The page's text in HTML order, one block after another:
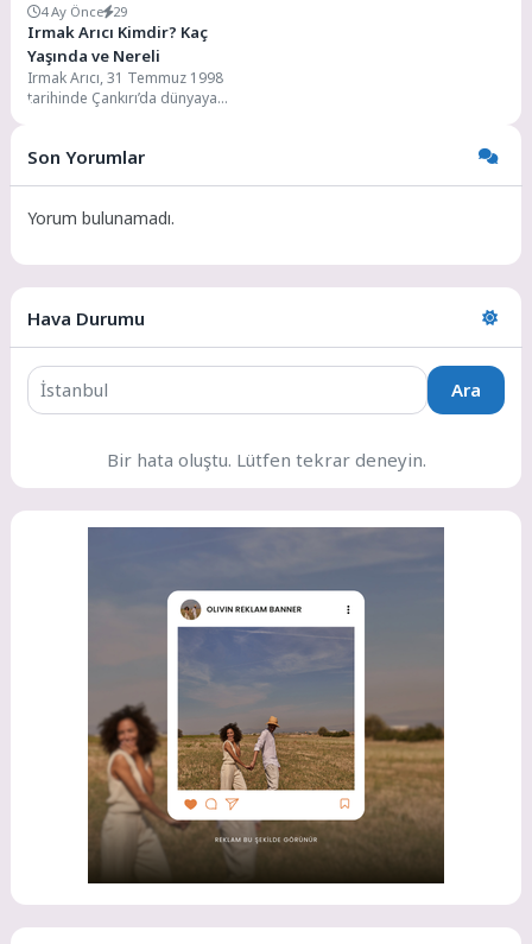
4 Ay Önce 29
Irmak Arıcı Kimdir? Kaç
Yaşında ve Nereli
Irmak Arıcı, 31 Temmuz 1998
tarihinde Çankırı’da dünyaya
İzmir’e...
Son Yorumlar
Yorum bulunamadı.
Hava Durumu
Ara
Bir hata oluştu. Lütfen tekrar deneyin.